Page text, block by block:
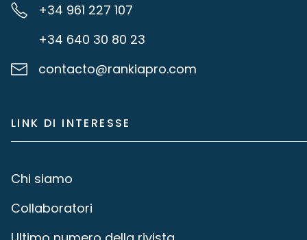
+34 961 227 107
+34 640 30 80 23
contacto@rankiapro.com
LINK DI INTERESSE
Chi siamo
Collaboratori